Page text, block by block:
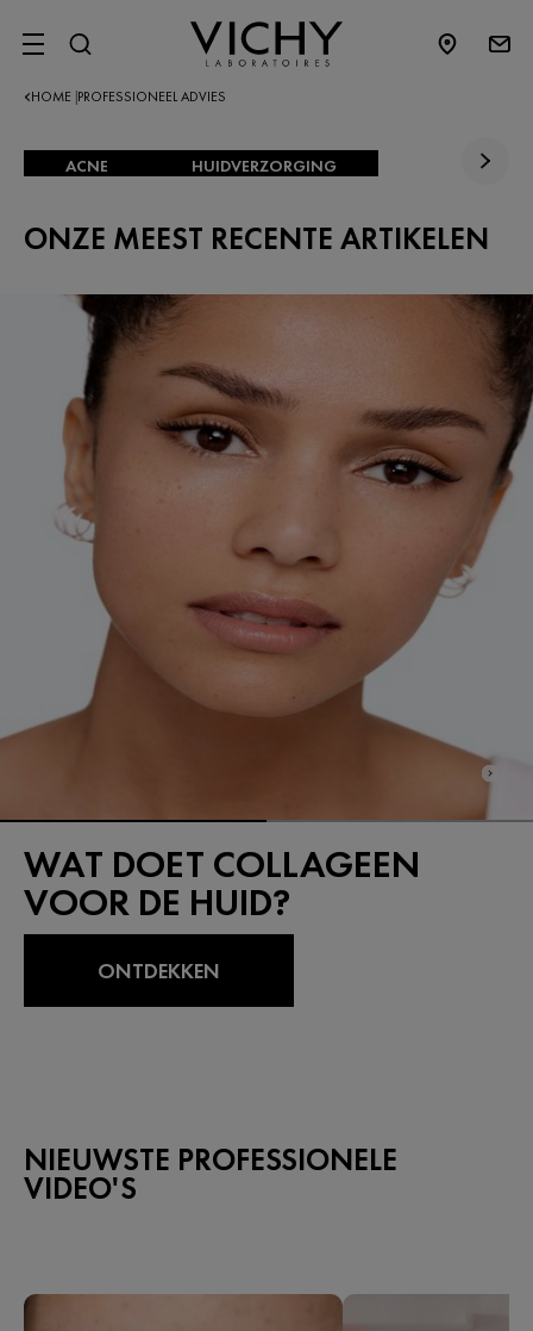
SITE MENU
HOME PROFESSIONEEL ADVIES
ACNE HUIDVERZORGING
ONZE MEEST RECENTE ARTIKELEN
WAT DOET COLLAGEEN
VOOR DE HUID?
ONTDEKKEN
NIEUWSTE PROFESSIONELE
VIDEO'S